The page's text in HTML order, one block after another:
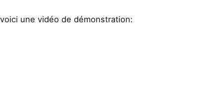
voici une vidéo de démonstration: